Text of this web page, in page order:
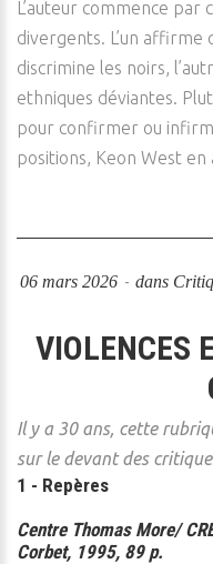
L’auteur commence par
divergents. L’un affirme
discrimine les noirs,
ethniques déviantes.
pour confirmer ou
positions, Keon West en
06 mars 2026 dans
VIOLENCES
Il y a 30 ans, cette
sur le devant des
1 - Repères
Centre Thomas More/
Corbet, 1995, 89 p.